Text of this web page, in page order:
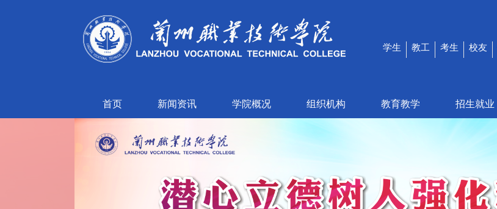
学生 教工 考生 校友
首页 新闻资讯 学院概况 组织机构 教育教学 招生就业